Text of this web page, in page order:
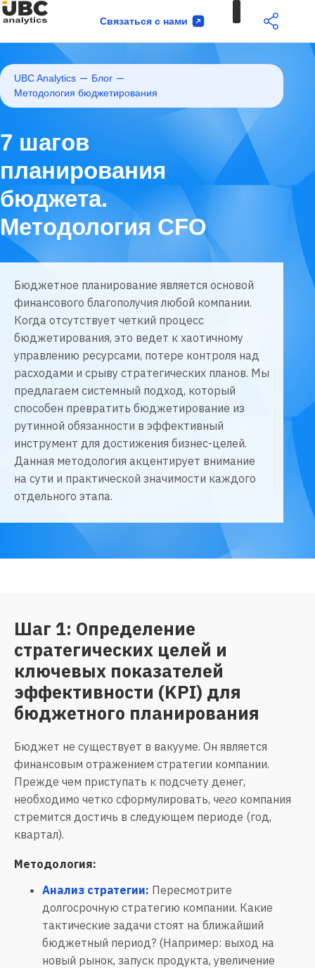
Связаться с нами
UBC Analytics — Блог —
Методология бюджетирования
7 шагов
планирования
бюджета.
Методология CFO
Бюджетное планирование является основой
финансового благополучия любой компании.
Когда отсутствует четкий процесс
бюджетирования, это ведет к хаотичному
управлению ресурсами, потере контроля над
расходами и срыву стратегических планов. Мы
предлагаем системный подход, который
способен превратить бюджетирование из
рутинной обязанности в эффективный
инструмент для достижения бизнес-целей.
Данная методология акцентирует внимание
на сути и практической значимости каждого
отдельного этапа.
Шаг 1: Определение
стратегических целей и
ключевых показателей
эффективности (KPI) для
бюджетного планирования
Бюджет не существует в вакууме. Он является
финансовым отражением стратегии компании.
Прежде чем приступать к подсчету денег,
необходимо четко сформулировать, чего компания
стремится достичь в следующем периоде (год,
квартал).
Методология:
Анализ стратегии: Пересмотрите
долгосрочную стратегию компании. Какие
тактические задачи стоят на ближайший
бюджетный период? (Например: выход на
новый рынок, запуск продукта, увеличение